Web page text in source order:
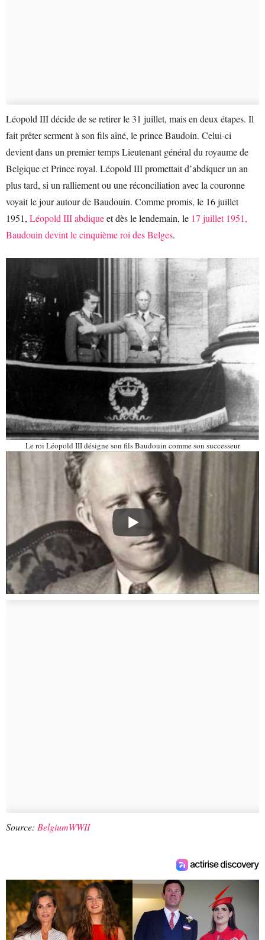
Léopold III décide de se retirer le 31 juillet, mais en deux étapes. Il
fait prêter serment à son fils aîné, le prince Baudoin. Celui-ci
devient dans un premier temps Lieutenant général du royaume de
Belgique et Prince royal. Léopold III promettait d’abdiquer un an
plus tard, si un ralliement ou une réconciliation avec la couronne
voyait le jour autour de Baudouin. Comme promis, le 16 juillet
1951, Léopold III abdiqueet dès le lendemain, le 17 juillet 1951,
Baudouin devint le cinquième roi des Belges.
Le roi Léopold III désigne son fils Baudouin comme son successeur
Source: BelgiumWWII